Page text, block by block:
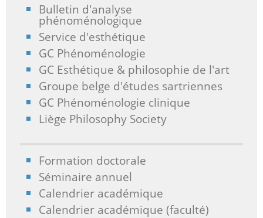
Bulletin d'analyse
phénoménologique
Service d'esthétique
GC Phénoménologie
GC Esthétique & philosophie de l'art
Groupe belge d'études sartriennes
GC Phénoménologie clinique
Liège Philosophy Society
Formation doctorale
Séminaire annuel
Calendrier académique
Calendrier académique (faculté)